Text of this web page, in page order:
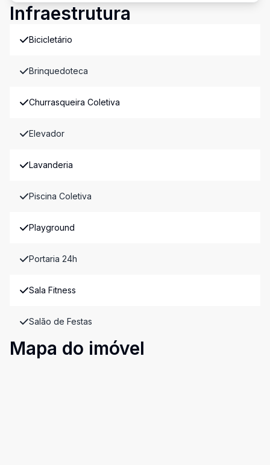
Infraestrutura
Bicicletário
Brinquedoteca
Churrasqueira Coletiva
Elevador
Lavanderia
Piscina Coletiva
Playground
Portaria 24h
Sala Fitness
Salão de Festas
Mapa do imóvel